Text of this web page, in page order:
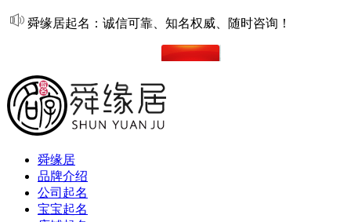
舜缘居起名：诚信可靠、知名权威、随时咨询！
舜缘居
品牌介绍
公司起名
宝宝起名